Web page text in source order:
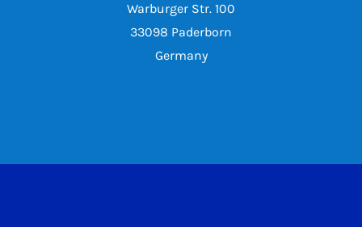
Warburger Str. 100
33098 Paderborn
Germany